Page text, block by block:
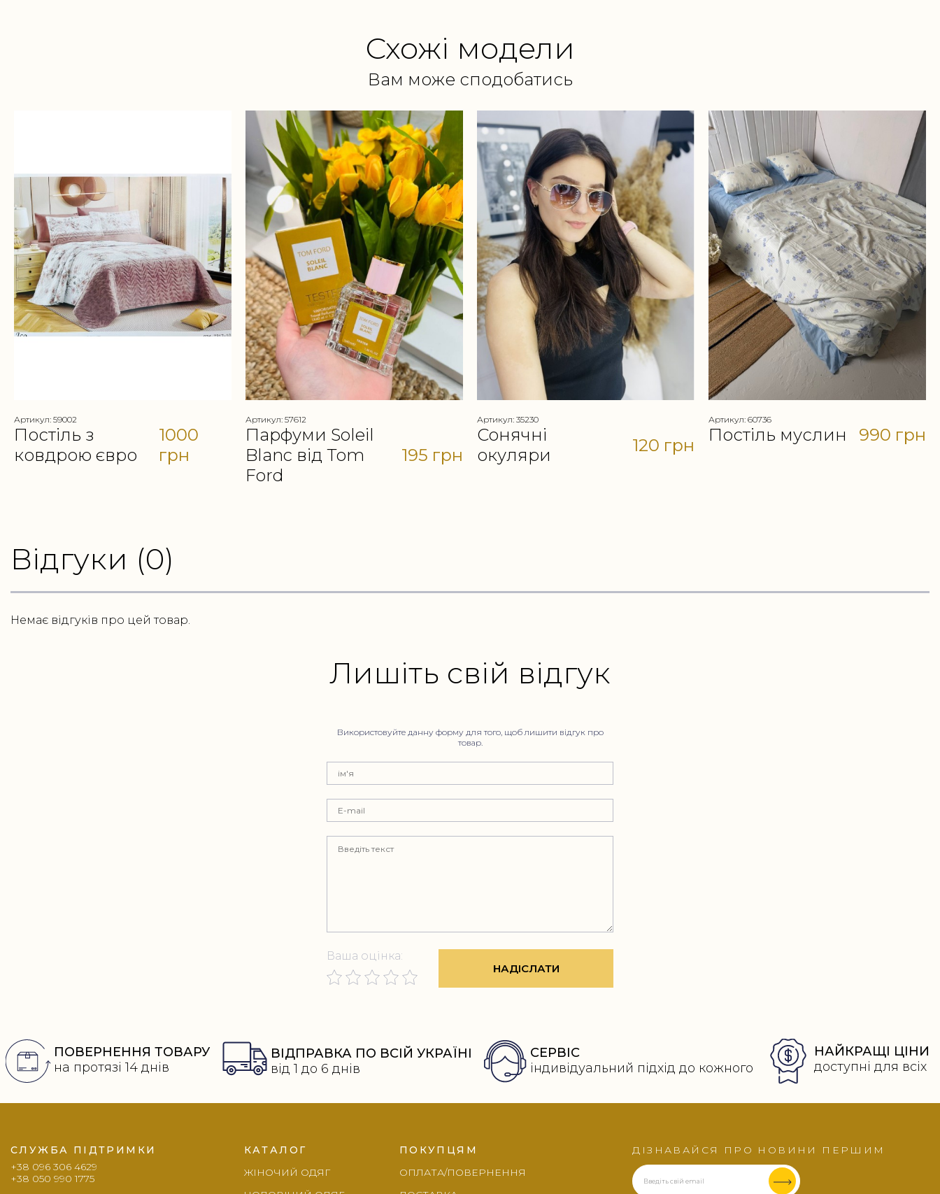
Схожі модели
Вам може сподобатись
Артикул: 59002
Постіль з
ковдрою євро
1000
грн
Артикул: 57612
Парфуми Soleil
Blanc від Tom
Ford
195 грн
Артикул: 35230
Сонячні
окуляри
120 грн
Артикул: 60736
Постіль муслин 990 грн
Відгуки (0)
Немає відгуків про цей товар.
Лишіть свій відгук
Використовуйте данну форму для того, щоб лишити відгук про
товар.
Ваша оцінка:
НАДІСЛАТИ
Переваги
ПОВЕРНЕННЯ ТОВАРУ
на протязі 14 днів
ВІДПРАВКА ПО ВСІЙ УКРАЇНІ
від 1 до 6 днів
СЕРВІС
індивідуальний підхід до кожного
НАЙКРАЩІ ЦІНИ
доступні для всіх
СЛУЖБА ПІДТРИМКИ
+38 096 306 4629
+38 050 990 1775
КАТАЛОГ
ЖІНОЧИЙ ОДЯГ
ПОКУПЦЯМ
ОПЛАТА/ПОВЕРНЕННЯ
ДІЗНАВАЙСЯ ПРО НОВИНИ ПЕРШИМ